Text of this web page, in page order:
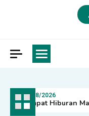
08/08/2026
Tempat Hiburan